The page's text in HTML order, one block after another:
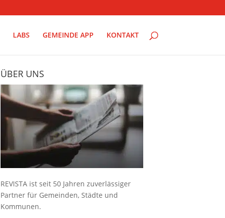
LABS GEMEINDE APP KONTAKT
ÜBER UNS
REVISTA ist seit 50 Jahren zuverlässiger
Partner für Gemeinden, Städte und
Kommunen.